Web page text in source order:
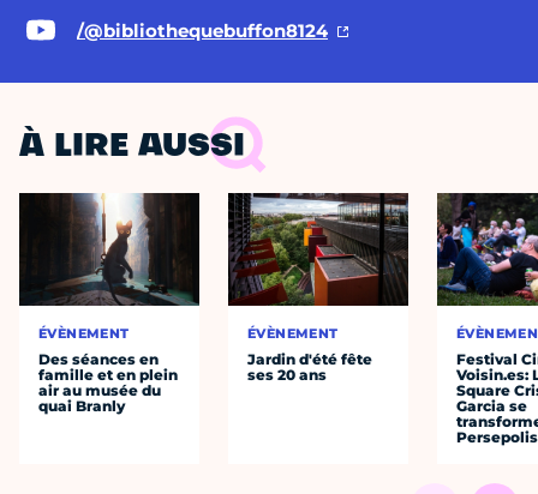
/@bibliothequebuffon8124
À LIRE AUSSI
ÉVÈNEMENT
Des séances en
famille et en plein
air au musée du
quai Branly
ÉVÈNEMENT
Jardin d'été fête
ses 20 ans
Festival
Voisin.es:
Square
Garcia se